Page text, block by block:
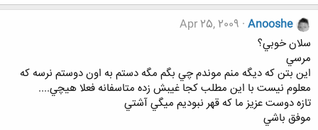
Anooshe
Apr 25, 2009
سلان خوبي؟
مرسي
اين بتن كه ديگه منم موندم چي بگم مگه دستم به اون دوستم نرسه كه
معلوم نيست با اين مطلب كجا غيبش زده متاسفانه فعلا هيچي....
تازه دوست عزيز ما كه قهر نبوديم ميگي آشتي
موفق باشي